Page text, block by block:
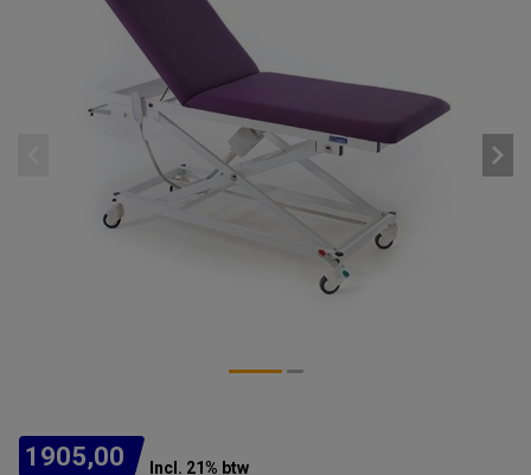
1905,00 Incl. 21% btw